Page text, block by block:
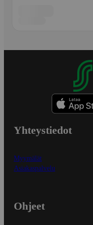
Yhteystiedot
Myymälät
Asiakaspalvelu
Ohjeet